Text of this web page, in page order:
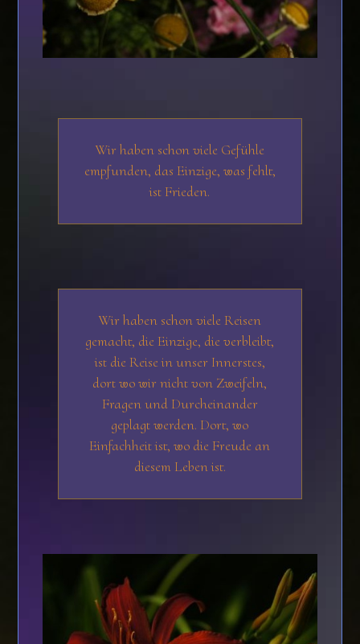
Wir haben schon viele Gefühle
empfunden, das Einzige, was fehlt,
ist Frieden.
Wir haben schon viele Reisen
gemacht, die Einzige, die verbleibt,
ist die Reise in unser Innerstes,
dort wo wir nicht von Zweifeln,
Fragen und Durcheinander
geplagt werden. Dort, wo
Einfachheit ist, wo die Freude an
diesem Leben ist.